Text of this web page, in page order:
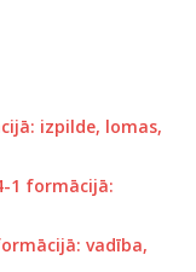
izpilde, lomas,
1 formācijā:
vadība,